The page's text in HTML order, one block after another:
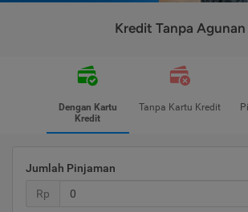
Kredit Tanpa Agunan
Dengan Kartu
Kredit
Tanpa Kartu Kredit
Jumlah Pinjaman
Rp